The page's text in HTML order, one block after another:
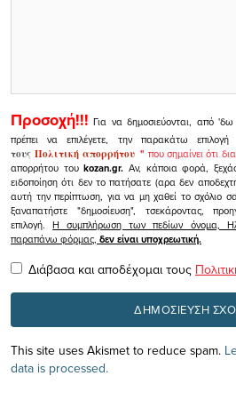
Προσοχή!!! Για να δημοσιεύονται, από
πρέπει να επιλέγετε, την παρακάτω επιλογή
τουςΠολιτική απορρήτου" που σημαίνει ότι
απορρήτου τουkozan.gr. Αν, κάποια φορά,
ειδοποίηση ότι δεν το πατήσατε (αρα δεν
αυτή την περίπτωση, για να μη χαθεί το σχόλιο
ξαναπατήστε "δημοσίευση", τσεκάροντας,
επιλογή.Η συμπλήρωση των πεδίων όνομα,
παραπάνω φόρμας, δεν είναι υποχρεωτική.
Διάβασα και αποδέχομαι τους
This site uses Akismet to reduce spam.
data is processed.